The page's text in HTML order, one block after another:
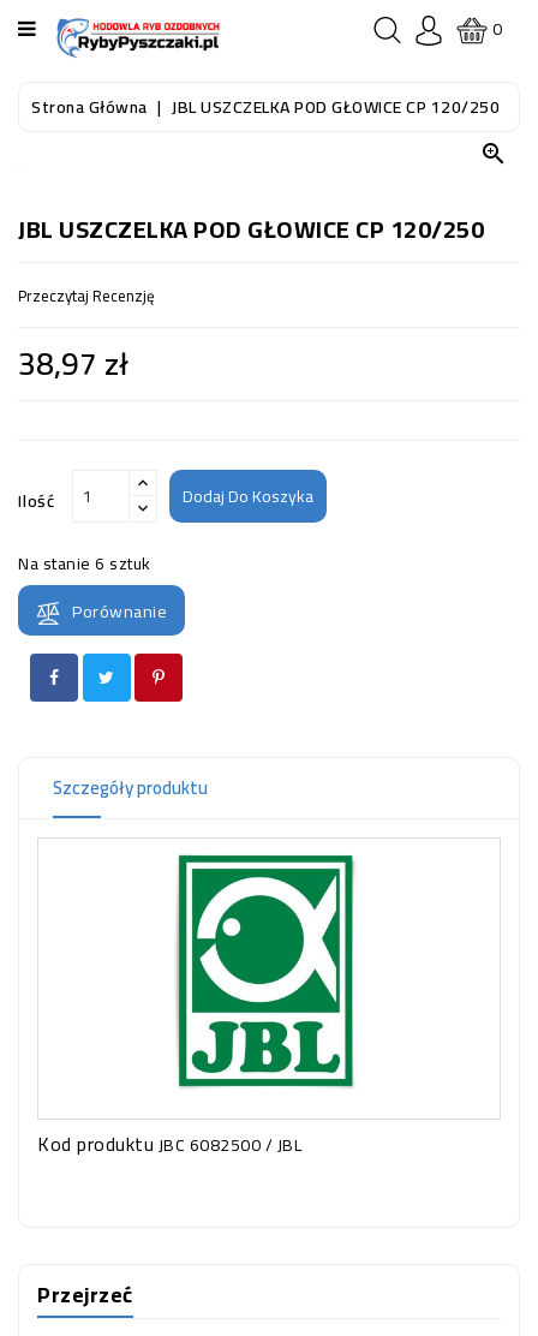
KATEGORIA
STRONA
AKWARIOWE
DO
WODNEGO
I
(SPRZĘT)
OCZKO
WODNE
(SPRZĘT)
KONTAKT
0
Strona Główna JBL USZCZELKA POD GŁOWICE CP 120/250

JBL USZCZELKA POD GŁOWICE CP 120/250
Przeczytaj Recenzję
38,97 zł
Ilość Dodaj Do Koszyka
Na stanie6 sztuk
Porównanie
Szczegóły produktu
Kod produktuJBC 6082500 / JBL
Przejrzeć